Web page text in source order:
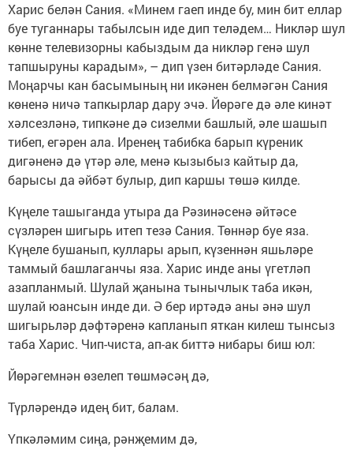
Харис белән Сания. «Минем гаеп инде бу, мин бит еллар
буе туганнары табылсын иде дип теләдем… Никләр шул
көнне телевизорны кабыздым да никләр генә шул
тапшыруны карадым», – дип үзен битәрләде Сания.
Моңарчы кан басымының ни икәнен белмәгән Сания
көненә ничә тапкырлар дару эчә. Йөрәге дә әле кинәт
хәлсезләнә, типкәне дә сизелми башлый, әле шашып
тибеп, егәрен ала. Иренең табибка барып күреник
дигәненә дә үтәр әле, менә кызыбыз кайтыр да,
барысы да әйбәт булыр, дип каршы төшә килде.
Күңеле ташыганда утыра да Рәзинәсенә әйтәсе
сүзләрен шигырь итеп тезә Сания. Төннәр буе яза.
Күңеле бушанып, куллары арып, күзеннән яшьләре
таммый башлаганчы яза. Харис инде аны үгетләп
азапланмый. Шулай җанына тынычлык таба икән,
шулай юансын инде ди. Ә бер иртәдә аны әнә шул
шигырьләр дәфтәренә капланып яткан килеш тынсыз
таба Харис. Чип-чиста, ап-ак биттә нибары биш юл:
Йөрәгемнән өзелеп төшмәсәң дә,
Түрләрендә идең бит, балам.
Үпкәләмим сиңа, рәнҗемим дә,